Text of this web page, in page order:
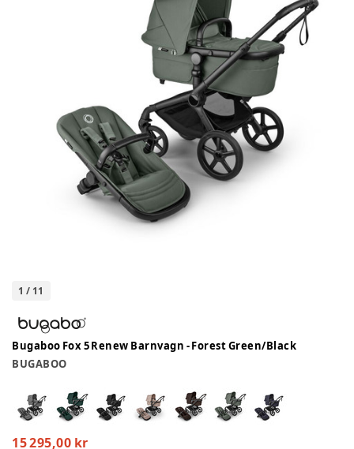
1 / 11
Bugaboo Fox 5 Renew Barnvagn - Forest Green/Black
BUGABOO
15 295,00 kr